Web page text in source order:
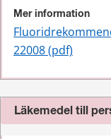
Mer information
22008 (pdf)
Läkemedel till